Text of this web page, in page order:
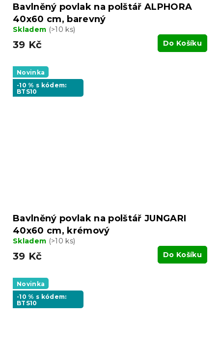
Bavlněný povlak na polštář ALPHORA
40x60 cm, barevný
Skladem (>10 ks)
39 Kč Do Košíku
Novinka
-10 % s kódem:
BTS10
Bavlněný povlak na polštář JUNGARI
40x60 cm, krémový
Skladem (>10 ks)
39 Kč Do Košíku
Novinka
-10 % s kódem:
BTS10